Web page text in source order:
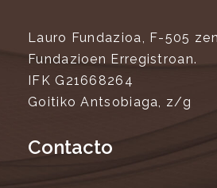
Lauro Fundazioa, F-505
Fundazioen Erregistroan.
IFK G21668264
Goitiko Antsobiaga, z/g
Contacto